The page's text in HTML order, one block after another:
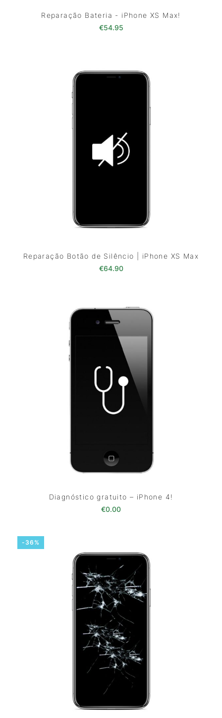
Reparação Bateria - iPhone XS Max!
€54.95
Reparação Botão de Silêncio | iPhone XS Max
€64.90
Diagnóstico gratuito – iPhone 4!
€0.00
-36%